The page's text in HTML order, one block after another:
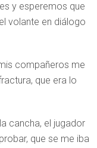
y esperemos que
volante en diálogo
compañeros me
que era lo
cancha, el jugador
que se me iba